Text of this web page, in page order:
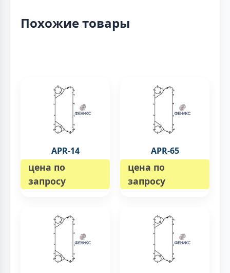
Похожие товары
APR-14
цена по
запросу
APR-65
цена по
запросу